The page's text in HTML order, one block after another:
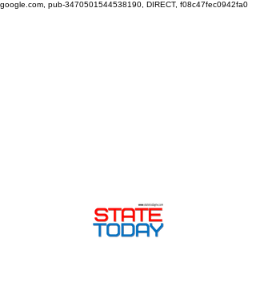
google.com, pub-3470501544538190, DIRECT, f08c47fec0942fa0